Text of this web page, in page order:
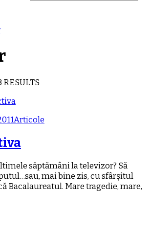
RESULTS
Articole
săptămâni la televizor? Să
mai bine zis, cu sfârșitul
Bacalaureatul. Mare tragedie, mare,